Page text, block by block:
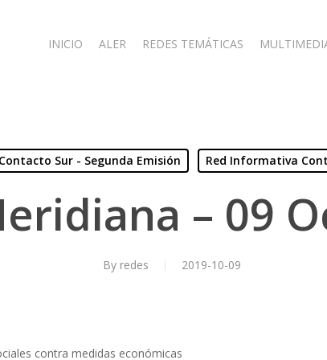
INICIO ALER REDES TEMÁTICAS
Contacto Sur - Segunda Emisión Red Informativa
– 09
By redes 2019-10-09
contra medidas económicas